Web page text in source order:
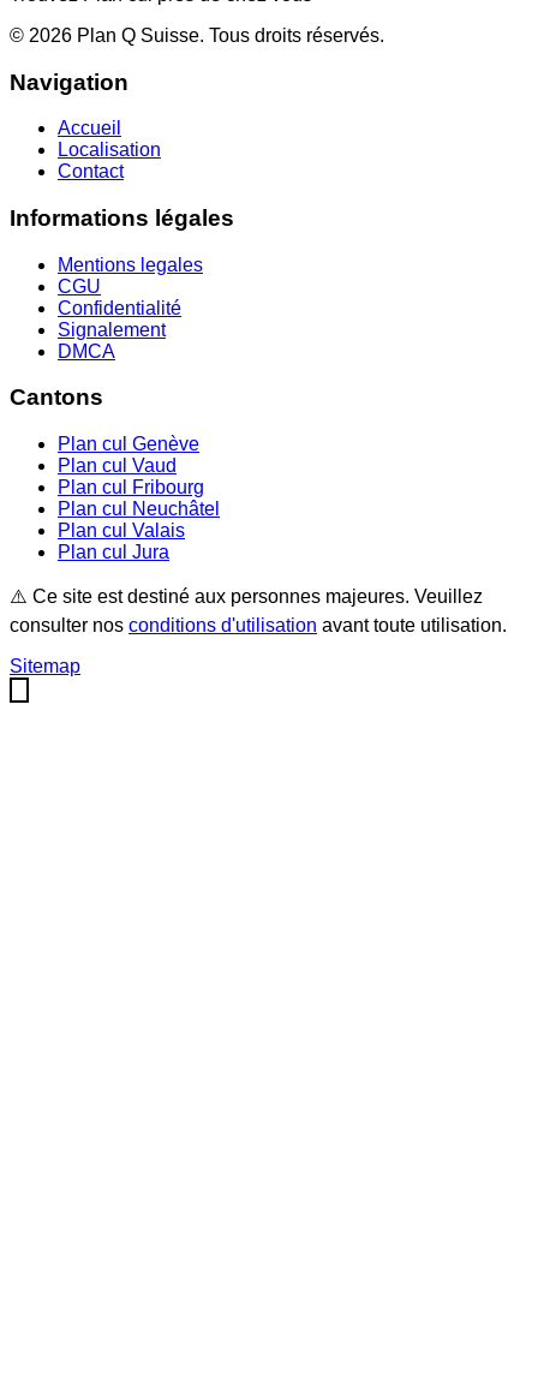
© 2026 Plan Q Suisse. Tous droits réservés.
Navigation
Accueil
Localisation
Contact
Informations légales
Mentions legales
CGU
Confidentialité
Signalement
DMCA
Cantons
Plan cul Genève
Plan cul Vaud
Plan cul
Fribourg
Plan cul
Neuchâtel
Plan cul Valais
Plan cul Jura
⚠️ Ce site est destiné aux personnes majeures. Veuillez
consulter nos conditions d'utilisation avant toute utilisation.
Sitemap